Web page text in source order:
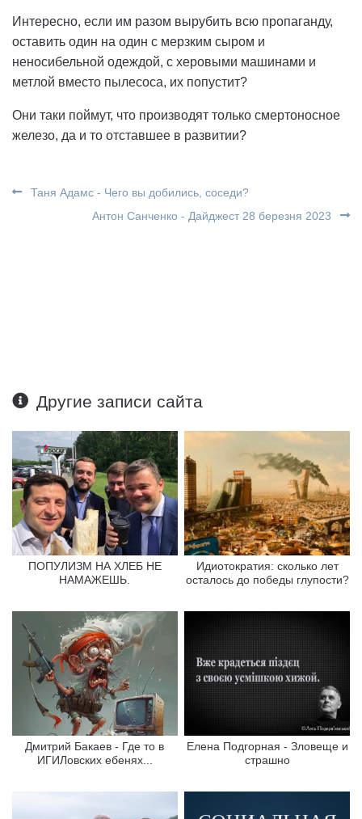
Интересно, если им разом вырубить всю пропаганду,
оставить один на один с мерзким сыром и
неносибельной одеждой, с херовыми машинами и
метлой вместо пылесоса, их попустит?
Они таки поймут, что производят только смертоносное
железо, да и то отставшее в развитии?
Таня Адамс - Чего вы добились, соседи?
Антон Санченко - Дайджест 28 березня 2023
Другие записи сайта
ПОПУЛИЗМ НА ХЛЕБ НЕ
НАМАЖЕШЬ.
Идиотократия: сколько лет
осталось до победы глупости?
Дмитрий Бакаев - Где то в
ИГИЛовских ебенях...
Елена Подгорная - Зловеще и
страшно